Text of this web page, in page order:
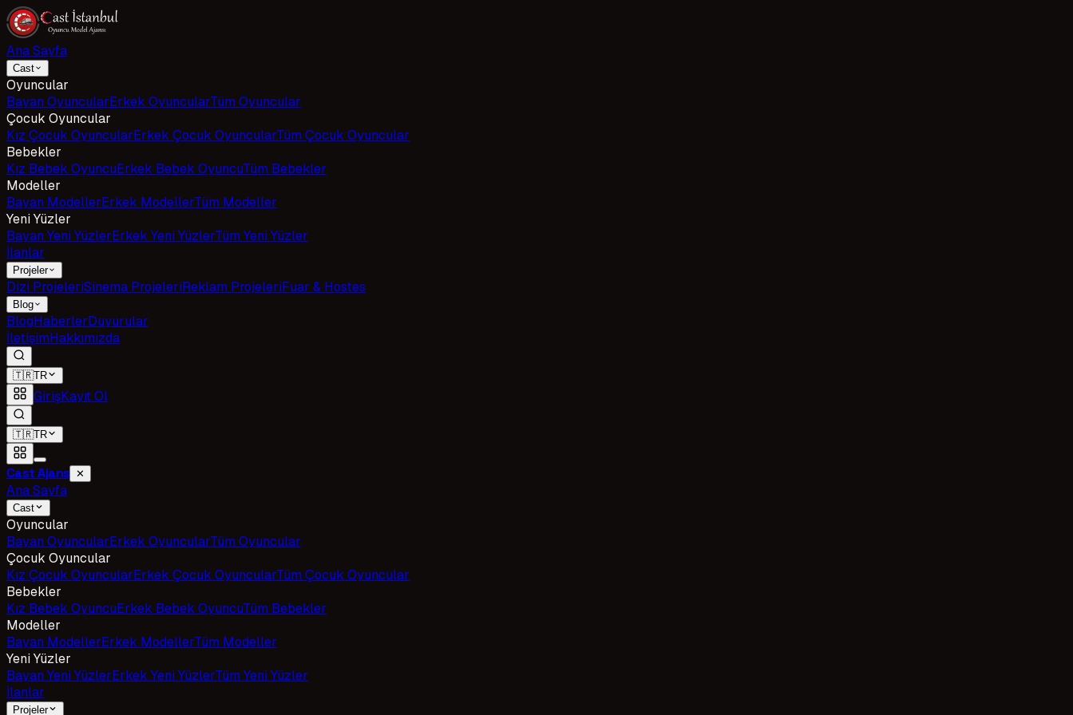
Ana Sayfa
Cast
Oyuncular
Bayan OyuncularErkek OyuncularTüm Oyuncular
Çocuk Oyuncular
Kız Çocuk OyuncularErkek Çocuk OyuncularTüm Çocuk Oyuncular
Bebekler
Kız Bebek OyuncuErkek Bebek OyuncuTüm Bebekler
Modeller
Bayan ModellerErkek ModellerTüm Modeller
Yeni Yüzler
Bayan Yeni YüzlerErkek Yeni YüzlerTüm Yeni Yüzler
İlanlar
Projeler
Dizi ProjeleriSinema ProjeleriReklam ProjeleriFuar & Hostes
Blog
BlogHaberlerDuyurular
İletişimHakkımızda
🇹🇷TR
GirişKayıt Ol
🇹🇷TR
Cast Ajans ✕
Ana Sayfa
Cast
Oyuncular
Bayan OyuncularErkek OyuncularTüm Oyuncular
Çocuk Oyuncular
Kız Çocuk OyuncularErkek Çocuk OyuncularTüm Çocuk Oyuncular
Bebekler
Kız Bebek OyuncuErkek Bebek OyuncuTüm Bebekler
Modeller
Bayan ModellerErkek ModellerTüm Modeller
Yeni Yüzler
Bayan Yeni YüzlerErkek Yeni YüzlerTüm Yeni Yüzler
İlanlar
Projeler